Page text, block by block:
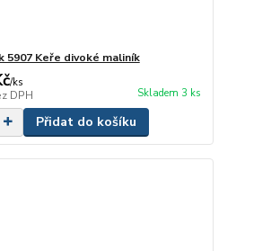
5907 Keře divoké maliník
/ks
DPH Skladem 3 ks
Přidat do košíku